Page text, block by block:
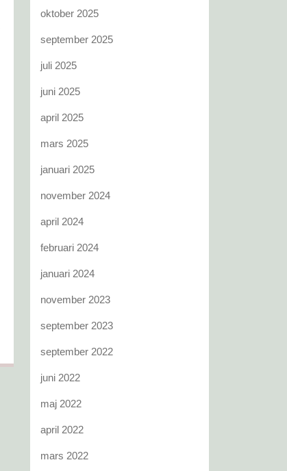
oktober 2025
september 2025
juli 2025
juni 2025
april 2025
mars 2025
januari 2025
november 2024
april 2024
februari 2024
januari 2024
november 2023
september 2023
september 2022
juni 2022
maj 2022
april 2022
mars 2022